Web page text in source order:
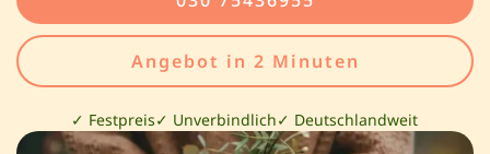
Angebot in 2 Minuten
✓ Festpreis✓ Unverbindlich✓ Deutschlandweit